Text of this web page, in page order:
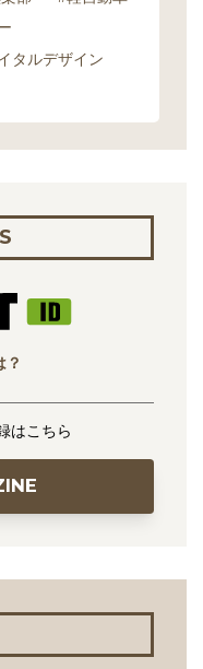
タルデザイン
？
はこちら